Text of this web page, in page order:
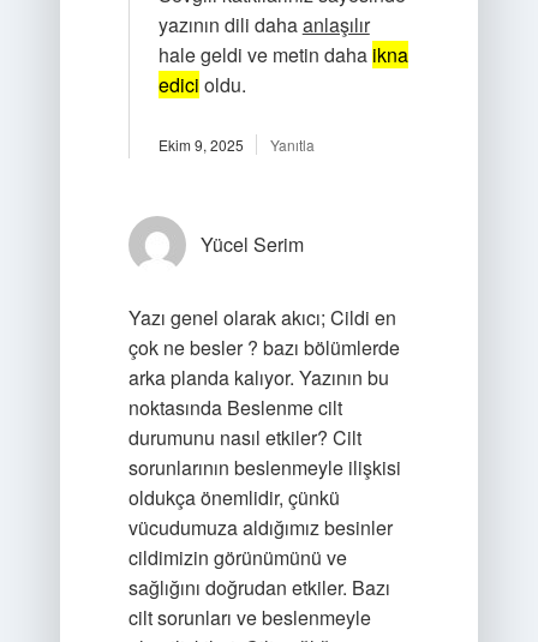
yazının dili dahaanlaşılır
hale geldi ve metin daha ikna
edici oldu.
Ekim 9, 2025 Yanıtla
Yücel Serim
Yazı genel olarak akıcı; Cildi en
çok ne besler ? bazı bölümlerde
arka planda kalıyor. Yazının bu
noktasında Beslenme cilt
durumunu nasıl etkiler? Cilt
sorunlarının beslenmeyle ilişkisi
oldukça önemlidir, çünkü
vücudumuza aldığımız besinler
cildimizin görünümünü ve
sağlığını doğrudan etkiler. Bazı
cilt sorunları ve beslenmeyle